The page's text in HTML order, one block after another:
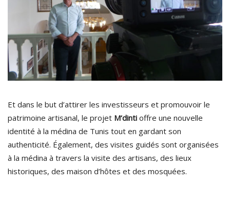
Et dans le but d’attirer les investisseurs et promouvoir le
patrimoine artisanal, le projet M‘dinti offre une nouvelle
identité à la médina de Tunis tout en gardant son
authenticité. Également, des visites guidés sont organisées
à la médina à travers la visite des artisans, des lieux
historiques, des maison d’hôtes et des mosquées.